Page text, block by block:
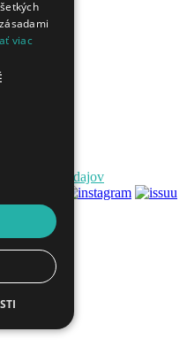
1
osobných údajov
viac